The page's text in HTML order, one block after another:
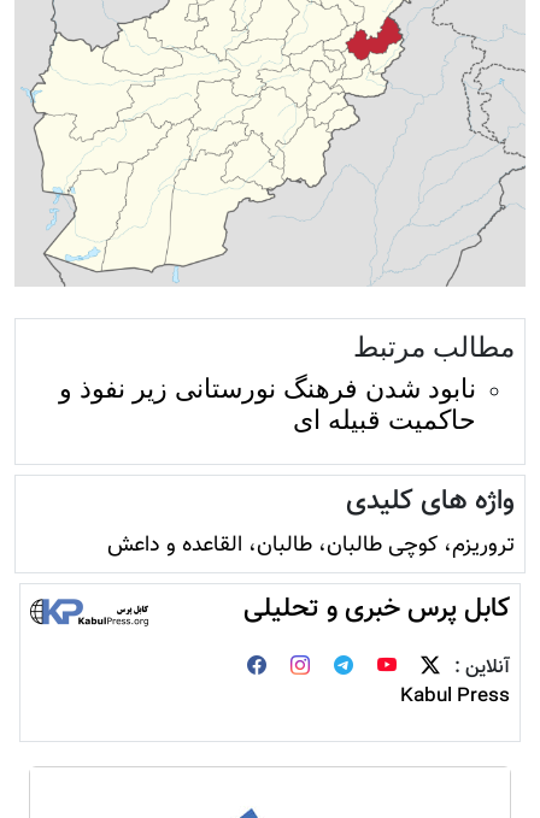
مطالب مرتبط
نابود شدن فرهنگ نورستانی زیر نفوذ و
حاکمیت قبیله ای
واژه های کلیدی
تروريزم، کوچی طالبان، طالبان، القاعده و داعش
کابل پرس خبری و تحلیلی
آنلاین :
Kabul Press